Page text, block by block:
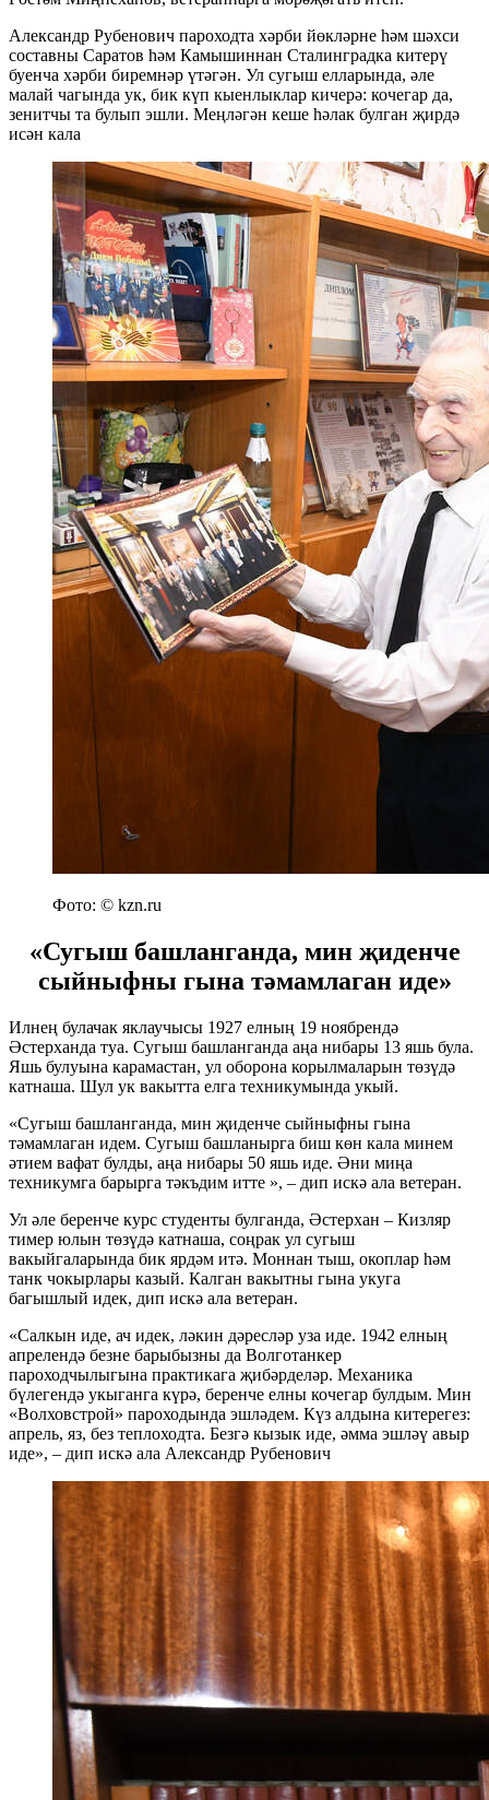
Александр Рубенович пароходта хәрби йөкләрне һәм шәхси
составны Саратов һәм Камышиннан Сталинградка китерү
буенча хәрби биремнәр үтәгән. Ул сугыш елларында, әле
малай чагында ук, бик күп кыенлыклар кичерә: кочегар да,
зенитчы та булып эшли. Меңләгән кеше һәлак булган җирдә
исән кала
Фото: © kzn.ru
«Сугыш башланганда, мин җиденче
сыйныфны гына тәмамлаган иде»
Илнең булачак яклаучысы 1927 елның 19 ноябрендә
Әстерханда туа. Сугыш башланганда аңа нибары 13 яшь була.
Яшь булуына карамастан, ул оборона корылмаларын төзүдә
катнаша. Шул ук вакытта елга техникумында укый.
«Сугыш башланганда, мин җиденче сыйныфны гына
тәмамлаган идем. Сугыш башланырга биш көн кала минем
әтием вафат булды, аңа нибары 50 яшь иде. Әни миңа
техникумга барырга тәкъдим итте », – дип искә ала ветеран.
Ул әле беренче курс студенты булганда, Әстерхан – Кизляр
тимер юлын төзүдә катнаша, соңрак ул сугыш
вакыйгаларында бик ярдәм итә. Моннан тыш, окоплар һәм
танк чокырлары казый. Калган вакытны гына укуга
багышлый идек, дип искә ала ветеран.
«Салкын иде, ач идек, ләкин дәресләр уза иде. 1942 елның
апрелендә безне барыбызны да Волготанкер
пароходчылыгына практикага җибәрделәр. Механика
бүлегендә укыганга күрә, беренче елны кочегар булдым. Мин
«Волховстрой» пароходында эшләдем. Күз алдына китерегез:
апрель, яз, без теплоходта. Безгә кызык иде, әмма эшләү авыр
иде», – дип искә ала Александр Рубенович